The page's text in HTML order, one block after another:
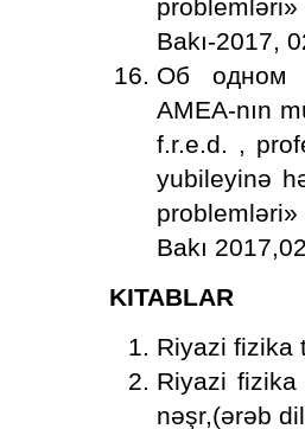
Bakı-2017,
Об одном
AMEA-nın
f.r.e.d. ,
yubileyinə
Bakı
KITABLAR
Riyazi fizika
Riyazi
nəşr,(ərəb